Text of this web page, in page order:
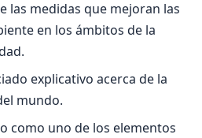
las medidas que mejoran las
en los ámbitos de la
explicativo acerca de la
mundo.
como uno de los elementos